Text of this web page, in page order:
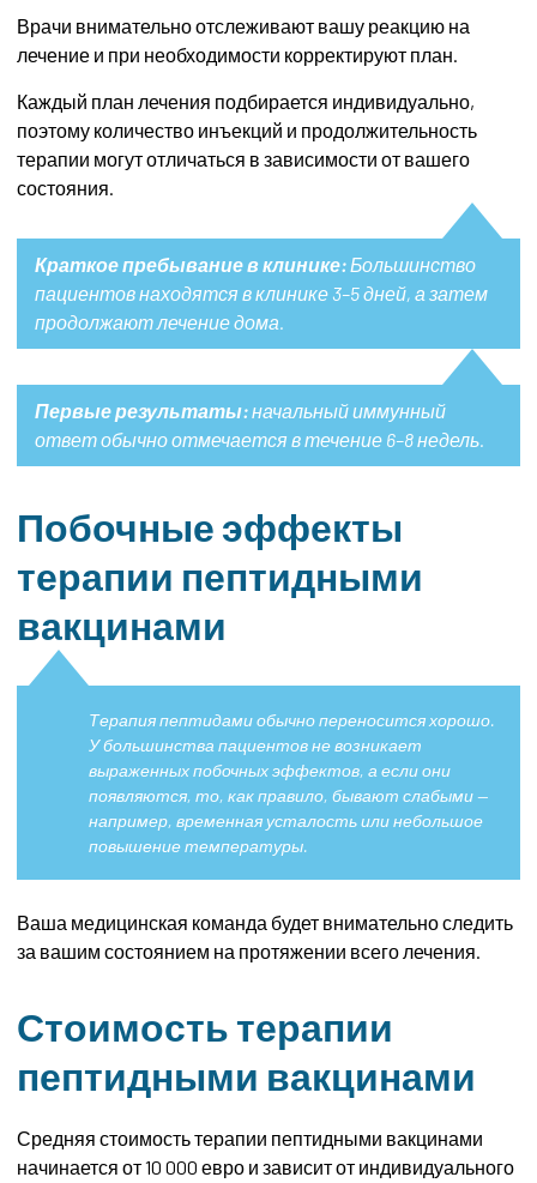
Врачи внимательно отслеживают вашу реакцию на
лечение и при необходимости корректируют план.
Каждый план лечения подбирается индивидуально,
поэтому количество инъекций и продолжительность
терапии могут отличаться в зависимости от вашего
состояния.
Краткое пребывание в клинике:Большинство
пациентов находятся в клинике 3–5 дней, а затем
продолжают лечение дома.
Первые результаты:начальный иммунный
ответ обычно отмечается в течение 6–8 недель.
Побочные эффекты
терапии пептидными
вакцинами
Терапия пептидами обычно переносится хорошо.
У большинства пациентов не возникает
выраженных побочных эффектов, а если они
появляются, то, как правило, бывают слабыми —
например, временная усталость или небольшое
повышение температуры.
Ваша медицинская команда будет внимательно следить
за вашим состоянием на протяжении всего лечения.
Стоимость терапии
пептидными вакцинами
Средняя стоимость терапии пептидными вакцинами
начинается от 10 000 евро и зависит от индивидуального